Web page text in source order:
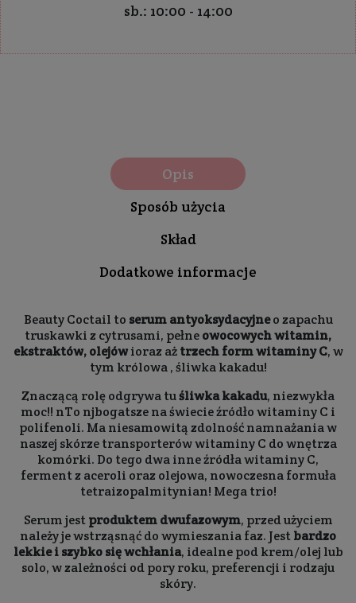
sb.: 10:00 - 14:00
Opis
Sposób użycia
Skład
Dodatkowe informacje
Beauty Coctail to serum antyoksydacyjneo zapachu
truskawki z cytrusami, pełneowocowych witamin,
ekstraktów, olejówioraz ażtrzech form witaminy C, w
tym królowa , śliwka kakadu!
Znaczącą rolę odgrywa tuśliwka kakadu, niezwykła
moc!! nTo njbogatsze na świecie źródło witaminy C i
polifenoli. Ma niesamowitą zdolność namnażania w
naszej skórze transporterów witaminy C do wnętrza
komórki. Do tego dwa inne źródła witaminy C,
ferment z aceroli oraz olejowa, nowoczesna formuła
tetraizopalmitynian! Mega trio!
Serum jestproduktem dwufazowym, przed użyciem
należy je wstrząsnąć do wymieszania faz. Jestbardzo
lekkie i szybko się wchłania, idealne pod krem/olej lub
solo, w zależności od pory roku, preferencji i rodzaju
skóry.